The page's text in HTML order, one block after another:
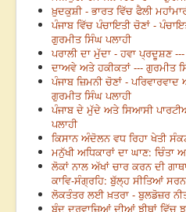
ਖ਼ੁਦਕੁਸ਼ੀ - ਭਾਰਤ ਵਿੱਚ ਫੈਲੀ
ਪੰਜਾਬ ਵਿੱਚ ਪੰਚਾਇਤੀ ਚੋਣਾਂ -
ਗੁਰਮੀਤ ਸਿੰਘ ਪਲਾਹੀ
ਪਰਾਲੀ ਦਾ ਮੁੱਦਾ - ਹਵਾ ਪ੍ਰਦੂਸ਼ਣ
ਦਾਅਵੇ ਅਤੇ ਹਕੀਕਤਾਂ --- ਗੁਰਮੀਤ
ਪੰਜਾਬ ਜ਼ਿਮਨੀ ਚੋਣਾਂ -
ਗੁਰਮੀਤ ਸਿੰਘ ਪਲਾਹੀ
ਪੰਜਾਬ ਦੇ ਮੁੱਦੇ ਅਤੇ ਸਿਆਸੀ
ਪਲਾਹੀ
ਕਿਸਾਨ ਅੰਦੋਲਨ ਵਧ ਰਿਹਾ ਖੇਤੀ
ਮਨੁੱਖੀ ਅਧਿਕਾਰਾਂ ਦਾ ਘਾਣ: ਚਿੰਤਾ
ਲੋਕਾਂ ਨਾਲ ਅੱਖਾਂ ਚਾਰ ਕਰਨ ਦੀ
ਕਾਵਿ-ਸੰਗ੍ਰਹਿ: ਬੁੱਲ੍ਹ ਸੀਤਿਆਂ
ਲੋਕਤੰਤਰ ਲਈ ਖ਼ਤਰਾ - ਬੁਲਡੋਜ਼ਰ
ਬੰਦ ਦਰਵਾਜ਼ਿਆਂ ਦੀਆਂ ਝੀਥਾਂ ਵਿੱਚ